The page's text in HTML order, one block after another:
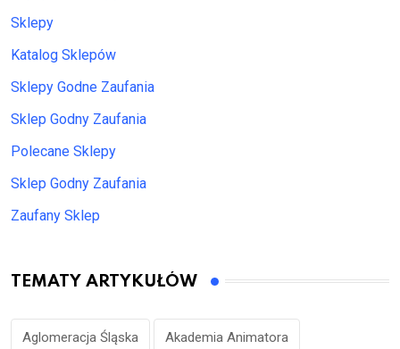
Sklepy
Katalog Sklepów
Sklepy Godne Zaufania
Sklep Godny Zaufania
Polecane Sklepy
Sklep Godny Zaufania
Zaufany Sklep
TEMATY ARTYKUŁÓW
Aglomeracja Śląska Akademia Animatora